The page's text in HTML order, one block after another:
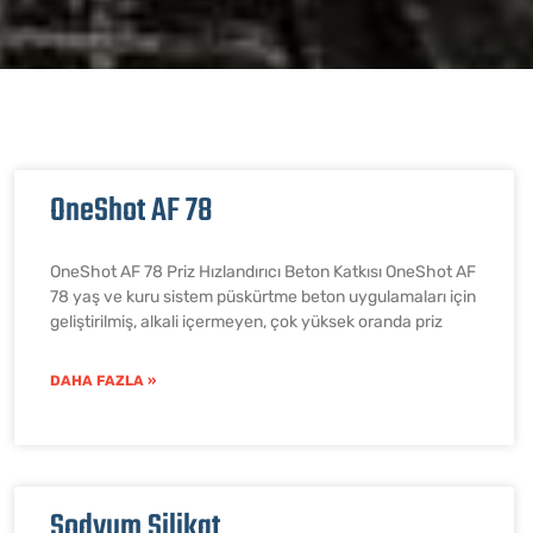
OneShot AF 78
OneShot AF 78 Priz Hızlandırıcı Beton Katkısı OneShot AF
78 yaş ve kuru sistem püskürtme beton uygulamaları için
geliştirilmiş, alkali içermeyen, çok yüksek oranda priz
DAHA FAZLA »